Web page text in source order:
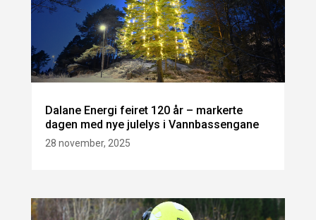
Dalane Energi feiret 120 år – markerte
dagen med nye julelys i Vannbassengane
28 november, 2025